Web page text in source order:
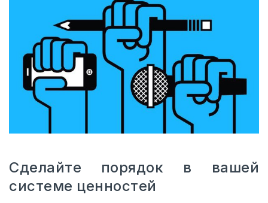
Сделайте порядок в вашей
системе ценностей